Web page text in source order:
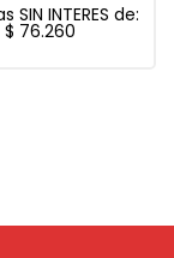
SIN INTERES de:
$ 76.260